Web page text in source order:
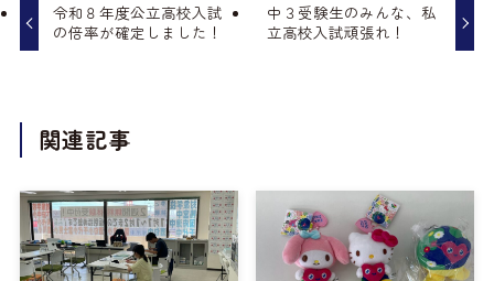
令和８年度公立高校入試
の倍率が確定しました！
中３受験生のみんな、私
立高校入試頑張れ！
関連記事